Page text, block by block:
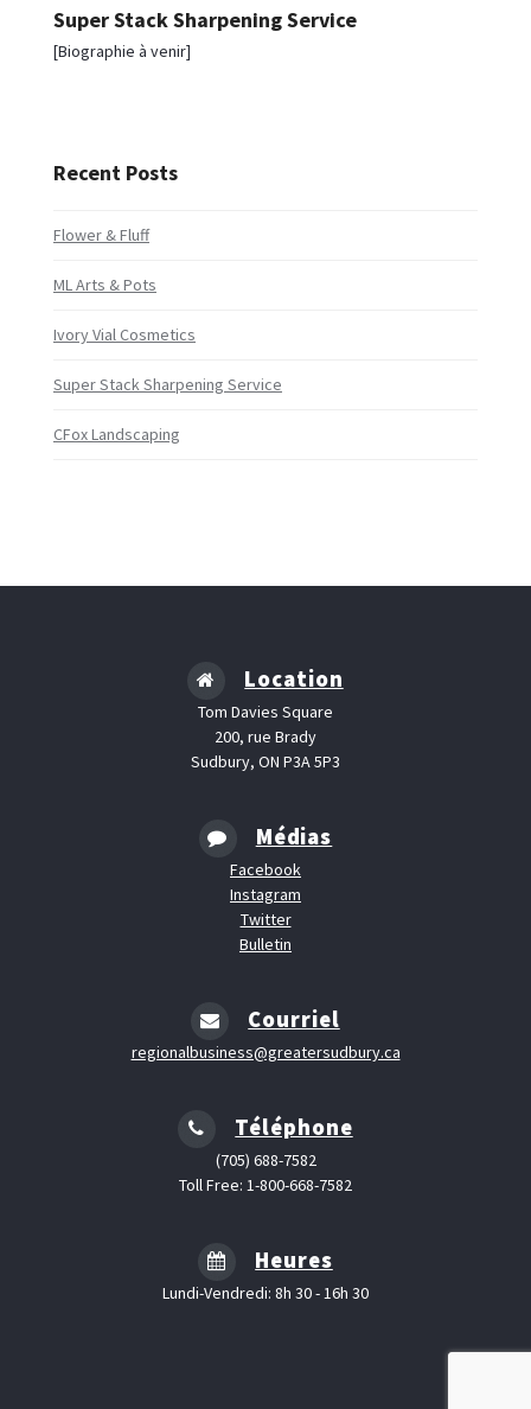
Super Stack Sharpening Service
[Biographie à venir]
Recent Posts
Flower & Fluff
ML Arts & Pots
Ivory Vial Cosmetics
Super Stack Sharpening Service
CFox Landscaping
Location
Tom Davies Square
200, rue Brady
Sudbury, ON P3A 5P3
Médias
Facebook
Instagram
Twitter
Bulletin
Courriel
regionalbusiness@greatersudbury.ca
Téléphone
(705) 688-7582
Toll Free: 1-800-668-7582
Heures
Lundi-Vendredi: 8h 30 - 16h 30